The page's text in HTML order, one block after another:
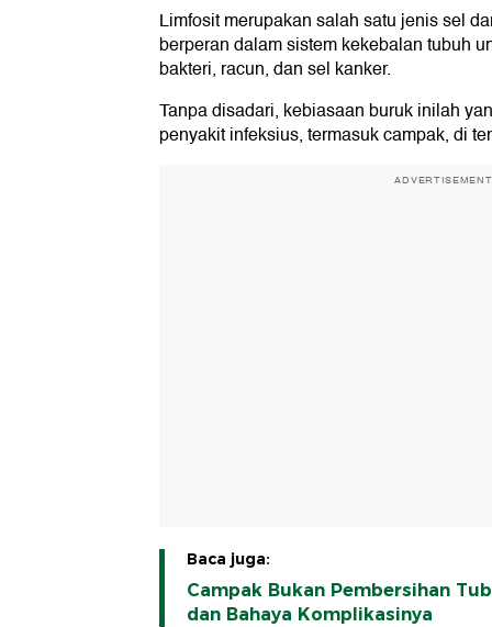
Limfosit merupakan salah satu jenis sel
berperan dalam sistem kekebalan tubuh
bakteri, racun, dan sel kanker.
Tanpa disadari, kebiasaan buruk inilah
penyakit infeksius, termasuk campak, di
ADVERTISEMENT
Baca juga:
Campak Bukan Pembersihan
dan Bahaya Komplikasinya